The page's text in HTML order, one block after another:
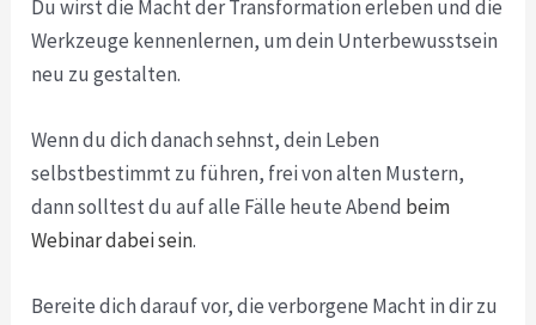
Du wirst die Macht der Transformation erleben und die
Werkzeuge kennenlernen, um dein Unterbewusstsein
neu zu gestalten.
Wenn du dich danach sehnst, dein Leben
selbstbestimmt zu führen, frei von alten Mustern,
dann solltest du auf alle Fälle heute Abend beim
Webinar dabei sein.
Bereite dich darauf vor, die verborgene Macht in dir zu